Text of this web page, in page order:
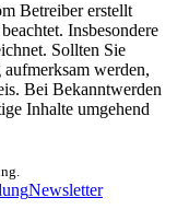
Betreiber erstellt
Insbesondere
Sollten Sie
werden,
Bei Bekanntwerden
Inhalte umgehend
Newsletter